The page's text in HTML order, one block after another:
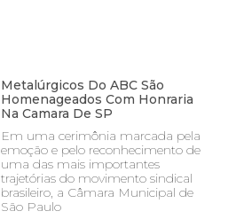
Metalúrgicos Do ABC São
Homenageados Com Honraria
Na Camara De SP
Em uma cerimônia marcada pela
emoção e pelo reconhecimento de
uma das mais importantes
trajetórias do movimento sindical
brasileiro, a Câmara Municipal de
São Paulo